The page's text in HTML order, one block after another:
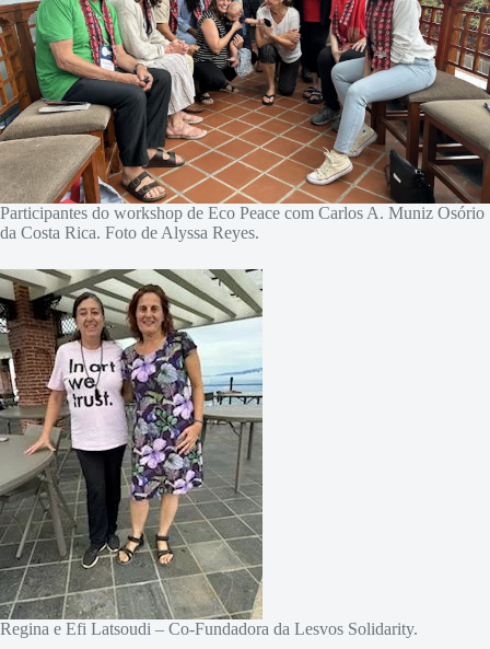
Participantes do workshop de Eco Peace com Carlos A. Muniz Osório
da Costa Rica. Foto de Alyssa Reyes.
Regina e Efi Latsoudi – Co-Fundadora da Lesvos Solidarity.